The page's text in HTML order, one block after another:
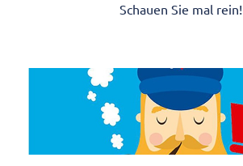
Schauen Sie mal rein!